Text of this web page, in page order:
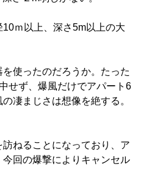
ｍ以上、深さ5m以上の大
使ったのだろうか。たった
せず、爆風だけでアパート6
凄まじさは想像を絶する。
ねることになっており、ア
回の爆撃によりキャンセル